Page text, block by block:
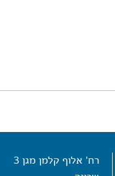
רח' אלוף קלמן מגן 3